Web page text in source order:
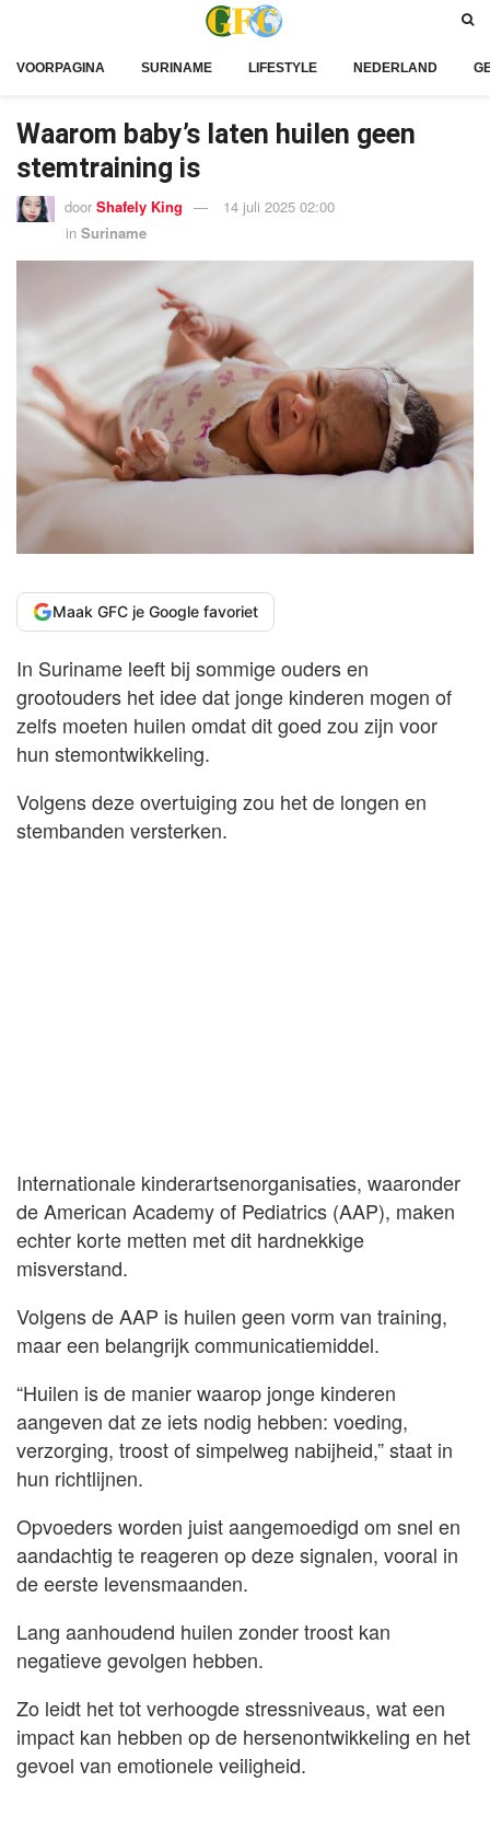
VOORPAGINA SURINAME LIFESTYLE NEDERLAND
Waarom baby’s laten huilen geen
stemtraining is
door Shafely King
14 juli 2025 02:00
in Suriname
Maak GFC je Google favoriet
In Suriname leeft bij sommige ouders en
grootouders het idee dat jonge kinderen mogen of
zelfs moeten huilen omdat dit goed zou zijn voor
hun stemontwikkeling.
Volgens deze overtuiging zou het de longen en
stembanden versterken.
Internationale kinderartsenorganisaties, waaronder
de American Academy of Pediatrics (AAP), maken
echter korte metten met dit hardnekkige
misverstand.
Volgens de AAP is huilen geen vorm van training,
maar een belangrijk communicatiemiddel.
“Huilen is de manier waarop jonge kinderen
aangeven dat ze iets nodig hebben: voeding,
verzorging, troost of simpelweg nabijheid,” staat in
hun richtlijnen.
Opvoeders worden juist aangemoedigd om snel en
aandachtig te reageren op deze signalen, vooral in
de eerste levensmaanden.
Lang aanhoudend huilen zonder troost kan
negatieve gevolgen hebben.
Zo leidt het tot verhoogde stressniveaus, wat een
impact kan hebben op de hersenontwikkeling en het
gevoel van emotionele veiligheid.